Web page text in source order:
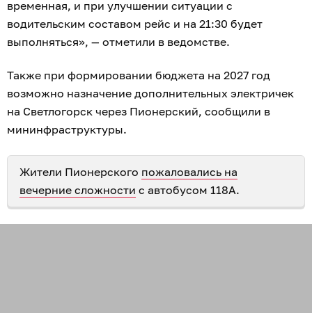
временная, и при улучшении ситуации с
водительским составом рейс и на 21:30 будет
выполняться», — отметили в ведомстве.
Также при формировании бюджета на 2027 год
возможно назначение дополнительных электричек
на Светлогорск через Пионерский, сообщили в
мининфраструктуры.
Жители Пионерского пожаловались на
вечерние сложности с автобусом 118А.